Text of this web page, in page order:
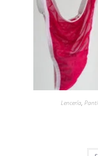
Lencería,